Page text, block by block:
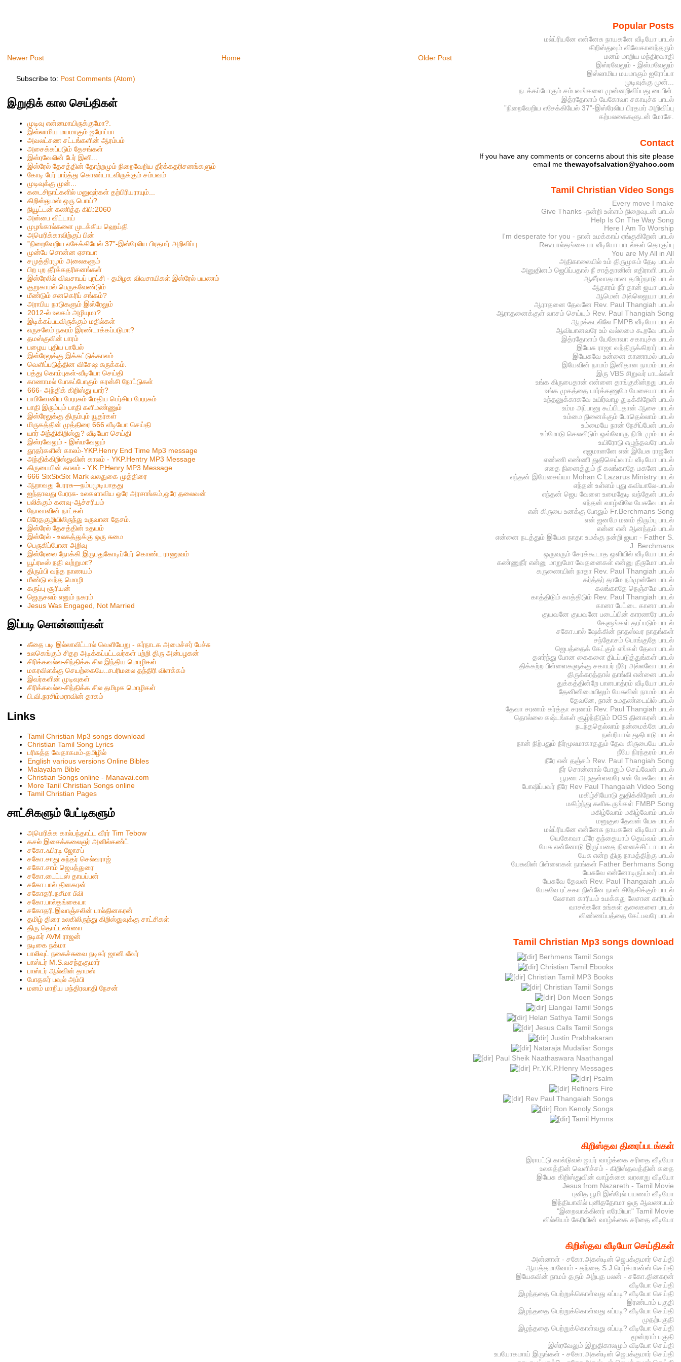
Newer Post Older Post
Home
Subscribe to: Post Comments (Atom)
இறுதிக் கால செய்திகள்
முடிவு என்னமாயிருக்குமோ?.
இஸ்லாமிய மயமாகும் ஐரோப்பா
அவலட்சண சட்டங்களின் ஆரம்பம்
அசைக்கப்படும் தேசங்கள்
இஸ்ரவேலின் பேர் இனி...
இஸ்ரேல் தேசத்தின் தோற்றமும் நிறைவேறிய தீர்க்கதரிசனங்களும்
கோடி பேர் பார்த்து கொண்டாடவிருக்கும் சம்பவம்
முடிவுக்கு முன்...
கடைசிநாட்களில் மனுஷர்கள் தற்பிரியராயும்...
கிறிஸ்தும‌ஸ் ஒரு பொய்?
நியூட்டன் கணித்த கிபி:2060
அன்பை விட்டாய்
முழங்கால்களை முடக்கிய ஹெய்தி
அமெரிக்காவிற்குப் பின்
”நிறைவேறிய எசேக்கியேல் 37”-இஸ்ரேலிய பிரதமர் அறிவிப்பு
முன்பே சொன்ன ஏசாயா
சமுத்திரமும் அலைகளும்
பிற புற தீர்க்கதரிசனங்கள்
இஸ்ரேலில் விவசாயப் புரட்சி - தமிழக விவசாயிகள் இஸ்ரேல் பயணம்
குறுகாமல் பெருகவேண்டும்
மீண்டும் சனகெரிப் சங்கம்?
அராபிய நாடுகளும் இஸ்ரேலும்
2012-ல் உலகம் அழியுமா?
இடிக்கப்படவிருக்கும் மதில்கள்
எருசலேம் நகரம் இரண்டாக்கப்படுமா?
தமஸ்குவின் பாரம்
பழைய புதிய பாபேல்
இஸ்ரேலுக்கு இக்கட்டுக்காலம்
வெளிப்படுத்தின விசேஷ சுருக்கம்.
பத்து கொம்புகள்-வீடியோ செய்தி
காணாமல் போகப்போகும் கரன்சி நோட்டுகள்
666- அந்திக் கிறிஸ்து யார்?
பாபிலோனிய பேரரசும் மேதிய பெர்சிய பேரரசும்
பாதி இரும்பும் பாதி களிமண்ணும்
இஸ்ரேலுக்கு திரும்பும் யூதர்கள்
மிருகத்தின் முத்திரை 666 வீடியோ செய்தி
யார் அந்திகிறிஸ்து? வீடியோ செய்தி
இஸ்ரவேலும் - இஸ்மவேலும்
தூதர்களின் காலம்-YKP.Henry End Time Mp3 message
அந்திக்கிறிஸ்துவின் காலம் - YKP.Hentry MP3 Message
கிருபையின் காலம் - Y.K.P.Henry MP3 Message
666 SixSixSix Mark வலதுகை முத்திரை
ஆறாவது பேரரசு—நம்பமுடியாதது
ஐந்தாவது பேரரசு- உலகளாவிய ஒரே அரசாங்கம்,ஒரே தலைவன்
பலிக்கும் கனவு-ஆச்சரியம்
நோவாவின் நாட்கள்
பிரேதகுழியிலிருந்து உருவான தேசம்.
இஸ்ரேல் தேசத்தின் உதயம்
இஸ்ரேல் - உலகத்துக்கு ஒரு சுமை
பெருகிப்போன அறிவு
இஸ்ரேலை நோக்கி இருபதுகோடிப்பேர் கொண்ட ராணுவம்
யூப்ரடீஸ் நதி வற்றுமா?
திரும்பி வந்த நாணயம்
மீண்டு வந்த மொழி
கருப்பு சூரியன்
ஜெருசலம் எனும் நகரம்
Jesus Was Engaged, Not Married
இப்படி சொன்னார்கள்
கீதை படி இல்லாவிட்டால் வெளியேறு - கர்நாடக அமைச்சர் பேச்சு
உலகெங்கும் சிதற அடிக்கப்பட்டவர்கள் பற்றி திரு அன்பழகன்
சிரிக்கவல்ல-சிந்திக்க சில இந்திய மொழிகள்
மகரவிளக்கு செயற்கையே..சபரிமலை தந்திரி விளக்கம்
இவர்களின் முடிவுகள்
சிரிக்கவல்ல-சிந்திக்க சில தமிழக மொழிகள்
பி.வி.நரசிம்மராவின் தாகம்
Links
Tamil Christian Mp3 songs download
Christian Tamil Song Lyrics
பரிசுத்த வேதாகமம்-தமிழில்
English various versions Online Bibles
Malayalam Bible
Christian Songs online - Manavai.com
More Tanil Christian Songs online
Tamil Christian Pages
சாட்சிகளும் பேட்டிகளும்
அமெரிக்க கால்பந்தாட்ட வீரர் Tim Tebow
கசல் இசைக்கலைஞர் அனில்கண்ட்
சகோ.ஃபிரடி ஜோசப்
சகோ.சாது சுந்தர் செல்வராஜ்
சகோ.சாம் ஜெபத்துரை
சகோ.டைட்டஸ் தாயப்பன்
சகோ.பால் தினகரன்
சகோதரி.நசீமா பீவி
ச‌கோ.பால்த‌ங்கையா
ச‌கோதரி.இவாஞ்சலின் பால்தின‌க‌ர‌ன்
தமிழ் திரை உலகிலிருந்து கிறிஸ்துவுக்கு சாட்சிகள்
திரு.தொட்டண்ணா
நடிகர் AVM ராஜன்
நடிகை நக்மா
பாலிவுட் நகைச்சுவை நடிகர் ஜானி லீவர்
பாஸ்டர் M.S.வசந்தகுமார்
பாஸ்டர் ஆல்வின் தாமஸ்
போதகர் பவுல் அம்பி
மனம் மாறிய மந்திரவாதி நேசன்
Popular Posts
மல்ப்ரியனே என்னேசு நாயகனே வீடியோ பாடல்
கிறிஸ்துவும் விவேகானந்தரும்
மனம் மாறிய மந்திரவாதி
இஸ்ரவேலும் - இஸ்மவேலும்
இஸ்லாமிய மயமாகும் ஐரோப்பா
முடிவுக்கு முன்...
நடக்கப்போகும் சம்பவங்களை முன்னறிவிப்பது பைபிள்.
இத்ரதோளம் யேகோவா சகாயுச்சு பாடல்
”நிறைவேறிய எசேக்கியேல் 37”-இஸ்ரேலிய பிரதமர் அறிவிப்பு
கற்பலகைகளுடன் மோசே.
Contact
If you have any comments or concerns about this site please
email me thewayofsalvation@yahoo.com
Tamil Christian Video Songs
Every move I make
Give Thanks -நன்றி உள்ளம் நிறைவுடன் பாடல்
Help Is On The Way Song
Here I Am To Worship
I'm desperate for you - நான் உமக்காய் ஏங்குகிறேன் பாடல்
Rev.பால்தங்கையா வீடியோ பாடல்கள் தொகுப்பு
You are My All in All
அதிகாலையில் உம் திருமுகம் தேடி பாடல்
அனுதினம் ஜெபிப்பதால் நீ சாத்தானின் எதிராளி பாடல்
ஆசீர்வாதமான தமிழ்நாடு பாடல்
ஆதாரம் நீர் தான் ஐயா பாடல்
ஆமென் அல்லெலுயா பாடல்
ஆராதனை தேவனே Rev. Paul Thangiah பாடல்
ஆராதனைக்குள் வாசம் செய்யும் Rev. Paul Thangiah Song
ஆழக்கடலிலே FMPB வீடியோ பாடல்
ஆவியானவரே உம் வல்லமை கூறவே பாடல்
இத்ரதோளம் யேகோவா சகாயுச்சு பாடல்
இயேசு ராஜா வந்திருக்கிறார் பாடல்
இயேசுவே உன்னை காணாமல் பாடல்
இயேவின் நாமம் இனிதான நாமம் பாடல்
இரு VBS சிறுவர் பாடல்கள்
உங்க கிருபைதான் என்னை தாங்குகின்றது பாடல்
உங்க முகத்தை பார்க்கணுமே யேசையா பாடல்
உந்தனுக்காகவே உயிர்வாழ துடிக்கிறேன் பாடல்
உம்ம அப்பானு கூப்பிடதான் ஆசை பாடல்
உம்மை நினைக்கும் போதெல்லாம் பாடல்
உம்மையே நான் நேசிப்பேன் பாடல்
உம்மோடு செலவிடும் ஒவ்வோரு நிமிடமும் பாடல்
உயிரோடு எழுந்தவரே பாடல்
எஜமானனே என் இயேசு ராஜனே
எண்ணி எண்ணி துதிசெய்வாய் வீடியோ பாடல்
எதை நினைத்தும் நீ கலங்காதே மகனே பாடல்
எந்தன் இயேசைய்யா Mohan C Lazarus Ministry பாடல்
எந்தன் உள்ளம் புது கவியாலே-பாடல்
எந்தன் ஜெப வேளை உமைதேடி வந்தேன் பாடல்
எந்தன் வாழ்விலே யேசுவே பாடல்
என் கிருபை உனக்கு போதும் Fr.Berchmans Song
என் ஜனமே மனம் திரும்பு பாடல்
என்ன என் ஆனந்தம் பாடல்
என்னை நடத்தும் இயேசு நாதா உமக்கு நன்றி ஐயா - Father S.
J. Berchmans
ஒருவரும் சேரக்கூடாத ஒளியில் வீடியோ பாடல்
கண்ணுநீர் என்னு மாறுமோ வேதனைகள் என்னு தீருமோ பாடல்
கருணையின் நாதா Rev. Paul Thangiah பாடல்
கர்த்தர் தாமே நம்முன்னே பாடல்
கலங்காதே நெஞ்சமே பாடல்
காத்திடும் காத்திடும் Rev. Paul Thangiah பாடல்
கானா பேட்டை கானா பாடல்
குயவனே குயவனே படைப்பின் காரணரே பாடல்
கேளுங்கள் தரப்படும் பாடல்
சகோ.பால் ஷேக்கின் நாதஸ்வர நாதங்கள்
சந்தோசம் பொங்குதே பாடல்
ஜெபத்தைக் கேட்கும் எங்கள் தேவா பாடல்
தளர்ந்து போன கைகளை திடப்படுத்துங்கள் பாடல்
திக்கற்ற பிள்ளைகளுக்கு சகாயர் நீரே அல்லவோ பாடல்
திருக்கரத்தால் தாங்கி என்னை பாடல்
துக்கத்தின்றே பானபாத்ரம் வீடியோ பாடல்
தேனினிமையிலும் யேசுவின் நாமம் பாடல்
தேவனே, நான் உமதண்டையில் பாடல்
தேவா சரணம் கர்த்தா சரணம் Rev. Paul Thangiah பாடல்
தொல்லை கஷ்டங்கள் சூழ்ந்திடும் DGS தினகரன் பாடல்
நடந்ததெல்லாம் நன்மைக்கே பாடல்
நன்றியால் துதிபாடு பாடல்
நான் நிற்பதும் நிர்மூலமாகாததும் தேவ கிருபையே பாடல்
நீயே நிரந்தரம் பாடல்
நீரே என் தஞ்சம் Rev. Paul Thangiah Song
நீர் சொன்னால் போதும் செய்வேன் பாடல்
பூரண அழகுள்ளவரே என் யேசுவே பாடல்
போஷிப்பவர் நீரே Rev Paul Thangaiah Video Song
மகிழ்சியோடு துதிக்கிறேன் பாடல்
மகிழ்ந்து களிகூருங்கள் FMBP Song
மகிழ்வோம் மகிழ்வோம் பாடல்
மனுகுல தேவன் யேசு பாடல்
மல்ப்ரியனே என்னேசு நாயகனே வீடியோ பாடல்
யெகோவா யீரே தந்தையாம் தெய்வம் பாடல்
யேசு என்னோடு இருப்பதை நினைச்சிட்டா பாடல்
யேசு என்ற திரு நாமத்திற்கு பாடல்
யேசுவின் பிள்ளைகள் நாங்கள் Father Berhmans Song
யேசுவே என்னோடிருப்பவர் பாடல்
யேசுவே தேவன் Rev. Paul Thangaiah பாடல்
யேசுவே ரட்சகா நின்னே நான் சிநேகிக்கும் பாடல்
லேசான காரியம் உமக்கது லேசான காரியம்
வாசல்களே உங்கள் தலைகளை பாடல்
விண்ணப்பத்தை கேட்பவரே பாடல்
Tamil Christian Mp3 songs download
Berhmens Tamil Songs
Christian Tamil Ebooks
Christian Tamil MP3 Books
Christian Tamil Songs
Don Moen Songs
Elangai Tamil Songs
Helan Sathya Tamil Songs
Jesus Calls Tamil Songs
Justin Prabhakaran
Nataraja Mudaliar Songs
Paul Sheik Naathaswara Naathangal
Pr.Y.K.P.Henry Messages
Psalm
Refiners Fire
Rev Paul Thangaiah Songs
Ron Kenoly Songs
Tamil Hymns
கிறிஸ்தவ திரைப்படங்கள்
இராபட்டு கால்டுவல் ஐயர் வாழ்க்கை சரிதை வீடியோ
உலகத்தின் வெளிச்சம் - கிறிஸ்தவத்தின் கதை
இயேசு கிறிஸ்துவின் வாழ்க்கை வரலாறு வீடியோ
Jesus from Nazareth - Tamil Movie
புனித பூமி இஸ்ரேல் பயணம் வீடியோ
இந்தியாவில் புனிததோமா ஒரு ஆவணபடம்
"இறைவாக்கினர் எரேமியா" Tamil Movie
வில்லியம் கேரியின் வாழ்க்கை சரிதை வீடியோ
கிறிஸ்தவ வீடியோ செய்திகள்
அன்னாள் - சகோ.அகஸ்டின் ஜெபக்குமார் செய்தி
ஆயத்தமாவோம் - தந்தை S.J.பெர்க்மான்ஸ் செய்தி
இயேசுவின் நாமம் தரும் அற்புத பலன் - சகோ.தினகரன்
வீடியோ செய்தி
இழந்ததை பெற்றுக்கொள்வது எப்படி? வீடியோ செய்தி
இரண்டாம் பகுதி
இழந்ததை பெற்றுக்கொள்வது எப்படி? வீடியோ செய்தி
முதற்பகுதி
இழந்ததை பெற்றுக்கொள்வது எப்படி? வீடியோ செய்தி
மூன்றாம் பகுதி
இஸ்ரவேலும் இறுதிகாலமும் வீடியோ செய்தி
உபயோகமாய் இருங்கள் - சகோ.அகஸ்டின் ஜெபக்குமார் செய்தி